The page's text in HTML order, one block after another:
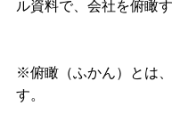
ル資料で、会社を俯瞰
※俯瞰（ふかん）とは
す。